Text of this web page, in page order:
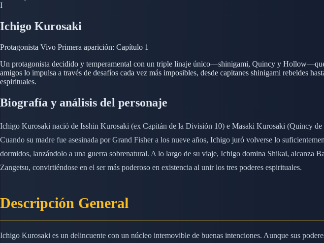
I
Ichigo Kurosaki
Protagonista Vivo Primera aparición: Capítulo 1
Un protagonista decidido y temperamental con un triple linaje único—shinigami, Quincy y
amigos lo impulsa a través de desafíos cada vez más imposibles, desde capitanes shinigami rebeldes
espirituales.
Biografía y análisis del personaje
Ichigo Kurosaki nació de Isshin Kurosaki (ex Capitán de la División 10) e Masaki Kurosaki (Quincy
Cuando su madre fue asesinada por Grand Fisher a los nueve años, Ichigo juró volverse lo
dormidos, lanzándolo a una guerra sobrenatural. A lo largo de su viaje, Ichigo domina Shikai, alcanza
Zangetsu, convirtiéndose en el ser más poderoso en existencia al unir los tres poderes espirituales.
Descripción General
Ichigo Kurosaki es un delincuente con un núcleo intemovible de buenas intenciones. Aunque sus